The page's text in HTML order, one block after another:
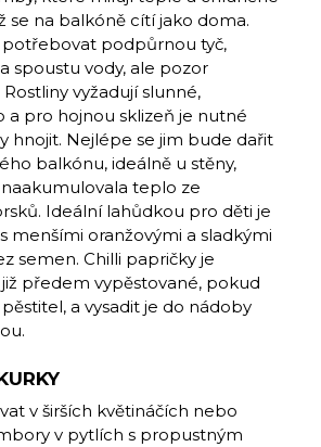
se na balkóně cítí jako doma.
podpůrnou tyč,
spoustu vody, ale pozor
vyžadují slunné,
a pro hojnou sklizeň je nutné
hnojit. Nejlépe se jim bude dařit
balkónu, ideálně u stěny,
teplo ze
Ideální lahůdkou pro děti je
menšími oranžovými a sladkými
semen. Chilli papričky je
předem vypěstované, pokud
a vysadit je do nádoby
v širších květináčích nebo
v pytlích s propustným